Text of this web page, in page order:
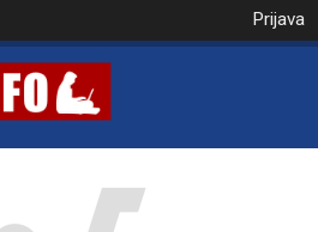
Prijava
VAŠA KOŠARICA JE